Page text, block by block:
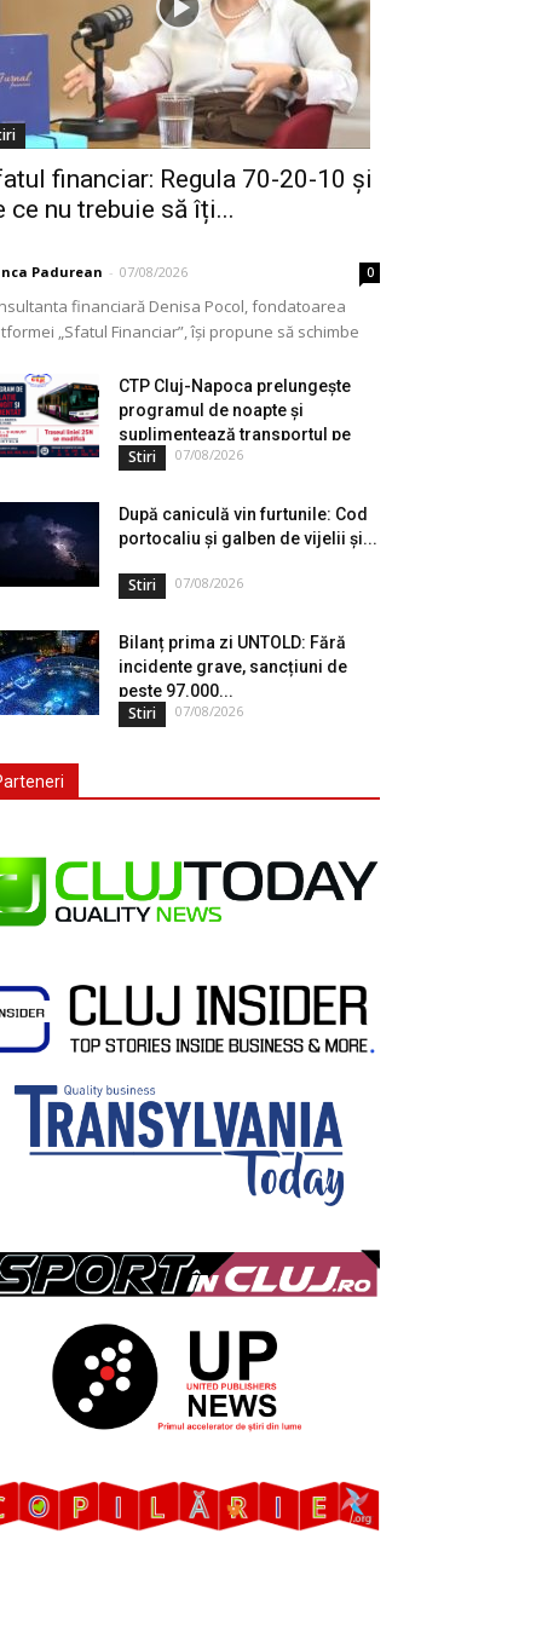
financiar: Regula 70-20-10 și
ce nu trebuie să îți...
Padurean - 07/08/2026 0
financiară Denisa Pocol, fondatoarea
„Sfatul Financiar”, își propune să schimbe
de peste...CTP Cluj-Napoca prelungește
programul de noapte și
suplimentează transportul pe
durata...
Stiri 07/08/2026
După caniculă vin furtunile: Cod
portocaliu și galben de vijelii și...
Stiri 07/08/2026
Bilanț prima zi UNTOLD: Fără
incidente grave, sancțiuni de
peste 97.000...
Stiri 07/08/2026